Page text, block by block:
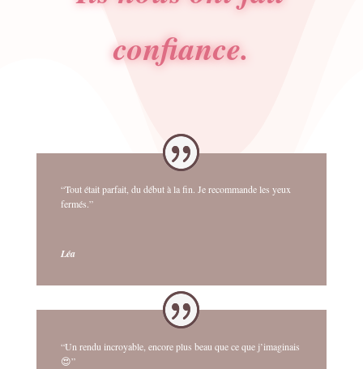
confiance.
“Tout était parfait, du début à la fin. Je recommande les yeux
fermés.”
Léa
“Un rendu incroyable, encore plus beau que ce que j’imaginais
😍”